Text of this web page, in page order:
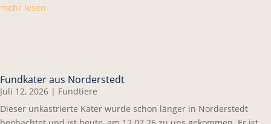
mehr lesen
Fundkater aus Norderstedt
Juli 12, 2026 | Fundtiere
Dieser unkastrierte Kater wurde schon länger in Norderstedt